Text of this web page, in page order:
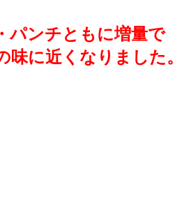
パンチともに増量で
味に近くなりました